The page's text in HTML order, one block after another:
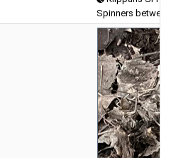
Spinners